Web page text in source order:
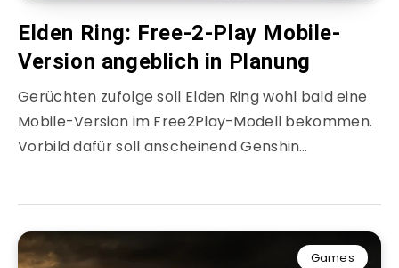
Elden Ring: Free-2-Play Mobile-
Version angeblich in Planung
Gerüchten zufolge soll Elden Ring wohl bald eine
Mobile-Version im Free2Play-Modell bekommen.
Vorbild dafür soll anscheinend Genshin…
Games